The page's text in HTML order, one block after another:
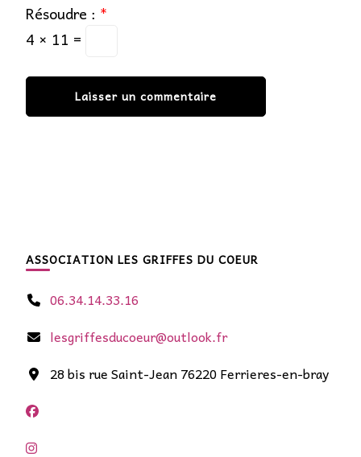
Résoudre : *
4 × 11 =
ASSOCIATION LES GRIFFES DU COEUR
06.34.14.33.16
lesgriffesducoeur@outlook.fr
28 bis rue Saint-Jean 76220 Ferrieres-en-bray